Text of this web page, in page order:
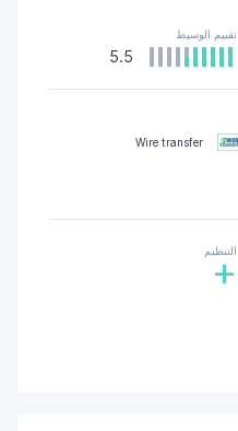
تقييم الوسيط
5.5
Wire transfer
التنظيم
+